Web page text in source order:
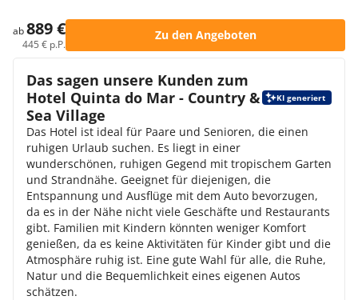
ab889 €
445 € p.P.
Zu den Angeboten
Das sagen unsere Kunden zum
Hotel Quinta do Mar - Country &
Sea Village
KI generiert
Das Hotel ist ideal für Paare und Senioren, die einen
ruhigen Urlaub suchen. Es liegt in einer
wunderschönen, ruhigen Gegend mit tropischem Garten
und Strandnähe. Geeignet für diejenigen, die
Entspannung und Ausflüge mit dem Auto bevorzugen,
da es in der Nähe nicht viele Geschäfte und Restaurants
gibt. Familien mit Kindern könnten weniger Komfort
genießen, da es keine Aktivitäten für Kinder gibt und die
Atmosphäre ruhig ist. Eine gute Wahl für alle, die Ruhe,
Natur und die Bequemlichkeit eines eigenen Autos
schätzen.